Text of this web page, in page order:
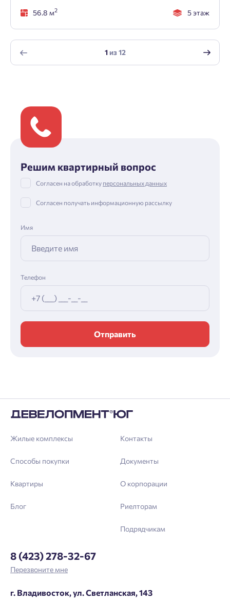
56.8 м2 5 этаж
1из12
Решим квартирный вопрос
Согласен на обработку персональных данных
Согласен получать информационную рассылку
Имя
Телефон
Отправить
Жилые комплексы
Способы покупки
Квартиры
Блог
Контакты
Документы
О корпорации
Риелторам
Подрядчикам
8 (423) 278-32-67
Перезвоните мне
г. Владивосток, ул. Светланская, 143